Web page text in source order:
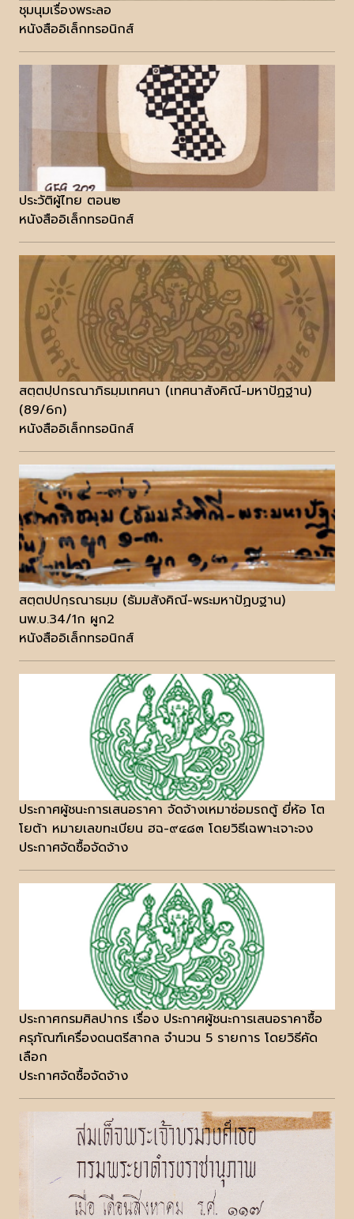
ชุมนุมเรื่องพระลอ
หนังสืออิเล็กทรอนิกส์
ประวัติผู้ไทย ตอน๒
หนังสืออิเล็กทรอนิกส์
สตฺตปฺปกรณาภิธมฺมเทศนา (เทศนาสังคิณี-มหาปัฏฐาน)
(89/6ก)
หนังสืออิเล็กทรอนิกส์
สตฺตปปกฺรณาธมฺม (ธัมมสังคิณี-พระมหาปัฏบฐาน)
นพ.บ.34/1ก ผูก2
หนังสืออิเล็กทรอนิกส์
ประกาศผู้ชนะการเสนอราคา จัดจ้างเหมาซ่อมรถตู้ ยี่ห้อ โต
โยต้า หมายเลขทะเบียน ฮฉ-๙๔๘๓ โดยวิธีเฉพาะเจาะจง
ประกาศจัดซื้อจัดจ้าง
ประกาศกรมศิลปากร เรื่อง ประกาศผู้ชนะการเสนอราคาซื้อ
ครุภัณฑ์เครื่องดนตรีสากล จำนวน 5 รายการ โดยวิธีคัด
เลือก
ประกาศจัดซื้อจัดจ้าง